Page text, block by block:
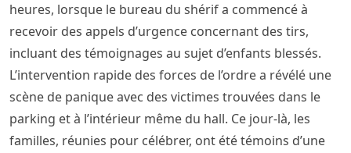
heures, lorsque le bureau du shérif a commencé à
recevoir des appels d’urgence concernant des tirs,
incluant des témoignages au sujet d’enfants blessés.
L’intervention rapide des forces de l’ordre a révélé une
scène de panique avec des victimes trouvées dans le
parking et à l’intérieur même du hall. Ce jour-là, les
familles, réunies pour célébrer, ont été témoins d’une